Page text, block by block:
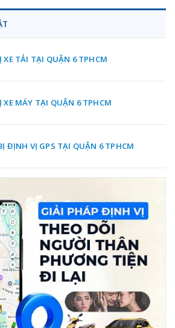
TẢI TẠI QUẬN 6 TPHCM
MÁY TẠI QUẬN 6 TPHCM
ĐỊNH VỊ GPS TẠI QUẬN 6 TPHCM